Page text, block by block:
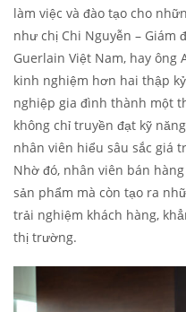
làm việc và đào tạo cho
như chị Chi Nguyễn – Giám
Guerlain Việt Nam, hay ông
kinh nghiệm hơn hai thập
nghiệp gia đình thành một
không chỉ truyền đạt kỹ
nhân viên hiểu sâu sắc giá
Nhờ đó, nhân viên bán
sản phẩm mà còn tạo ra
trải nghiệm khách hàng,
thị trường.